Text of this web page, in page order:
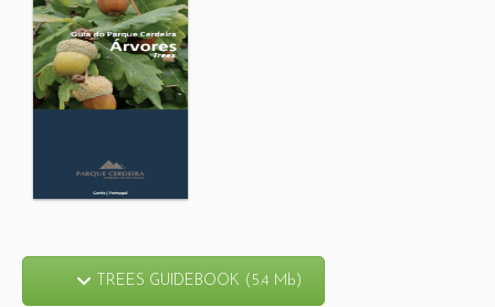
TREES GUIDEBOOK (5.4 Mb)